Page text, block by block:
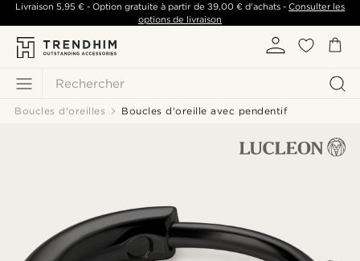
Rechercher
Livraison 5,95 €- Option gratuite à partir de 39,00 €d'achats -Consulter les
options de livraison
Boucles d'oreilles Boucles d'oreille avec pendentif